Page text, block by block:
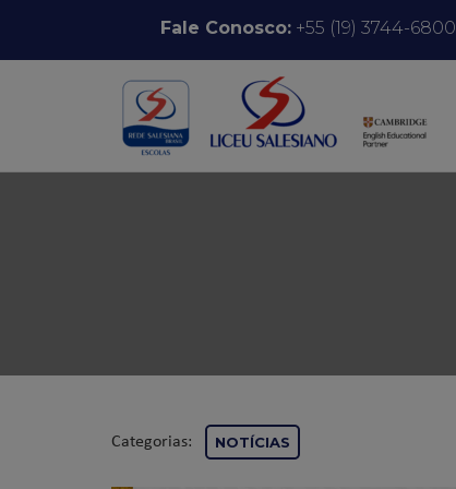
Pular para o conteúdoFale Conosco:+55 (19) 3744-6800
Categorias: NOTÍCIAS